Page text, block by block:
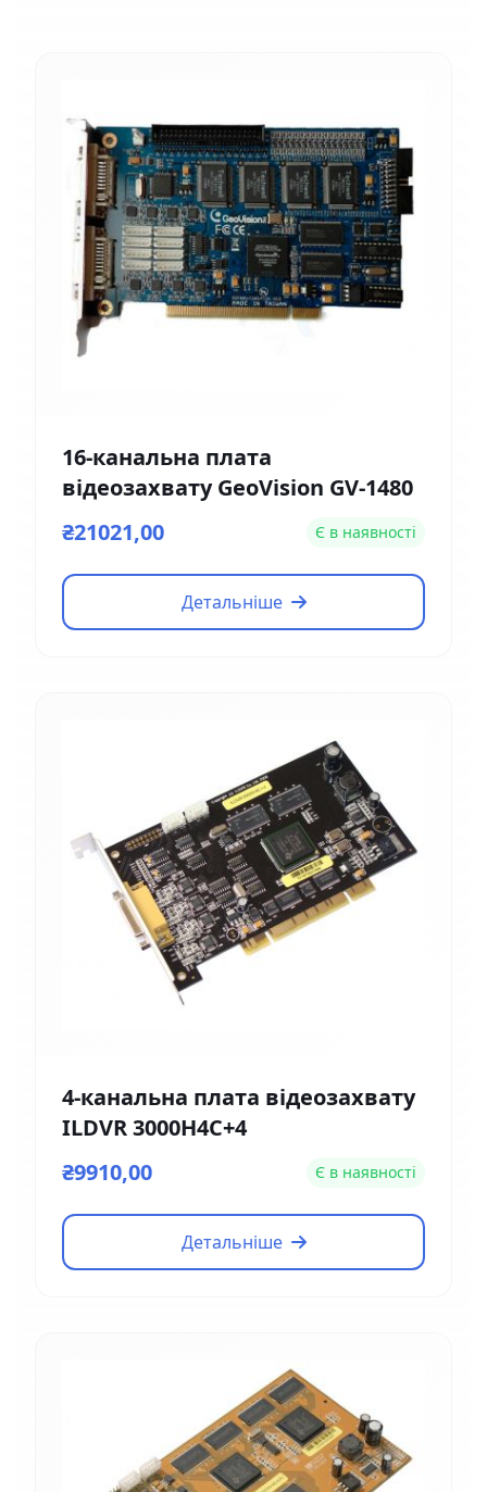
16-канальна плата
відеозахвату GeoVision GV-1480
₴21021,00
Є в наявності
Детальніше
4-канальна плата відеозахвату
ILDVR 3000H4C+4
₴9910,00
Є в наявності
Детальніше